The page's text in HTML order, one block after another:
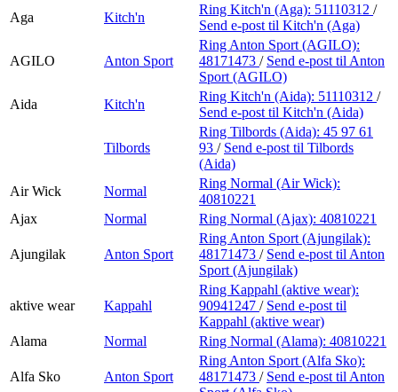
Aga
Kitch'n
Ring Kitch'n (Aga): 51110312 /
Send e-post til Kitch'n (Aga)
AGILO Anton Sport
Ring Anton Sport (AGILO):
48171473 / Send e-post til Anton
Sport (AGILO)
Aida
Kitch'n
Ring Kitch'n (Aida): 51110312 /
Send e-post til Kitch'n (Aida)
Tilbords
Ring Tilbords (Aida): 45 97 61
93 / Send e-post til Tilbords
(Aida)
Air Wick
Normal
Ring Normal (Air Wick):
40810221
Ajax
Normal Ring Normal (Ajax): 40810221
Ajungilak Anton Sport
Ring Anton Sport (Ajungilak):
48171473 / Send e-post til Anton
Sport (Ajungilak)
aktive wear Kappahl
Ring Kappahl (aktive wear):
90941247 / Send e-post til
Kappahl (aktive wear)
Alama
Normal Ring Normal (Alama): 40810221
Alfa Sko Anton Sport
Ring Anton Sport (Alfa Sko):
48171473 / Send e-post til Anton